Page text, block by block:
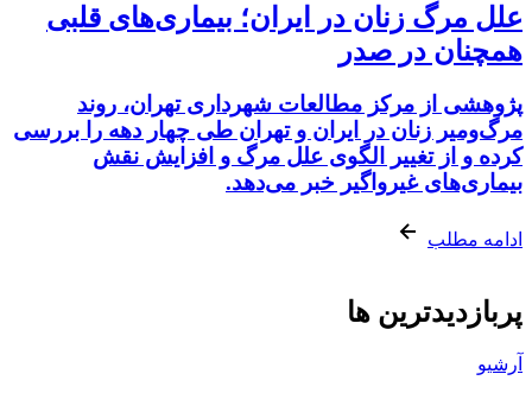
علل مرگ زنان در ایران؛ بیماری‌های قلبی
همچنان در صدر
پژوهشی از مرکز مطالعات شهرداری تهران، روند
مرگ‌ومیر زنان در ایران و تهران طی چهار دهه را بررسی
کرده و از تغییر الگوی علل مرگ و افزایش نقش
بیماری‌های غیرواگیر خبر می‌دهد.
ادامه مطلب
پربازدیدترین ها
آرشیو